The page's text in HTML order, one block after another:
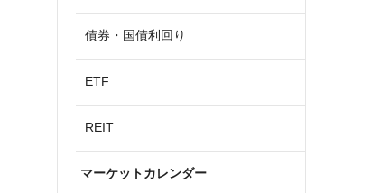
債券・国債利回り
ETF
REIT
マーケットカレンダー